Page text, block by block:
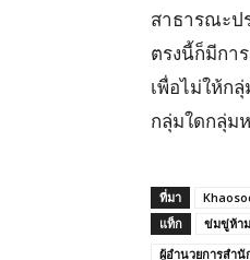
สาธารณะป
ตรงนี้ก็มีกา
เพื่อไม่ให้ก
กลุ่มใดกลุ่ม
ที่มา
แท็ก
ข่มขู่ห้า
ผู้อำนวยการสำนั